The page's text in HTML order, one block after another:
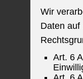
Wir
Daten auf
Art. 6